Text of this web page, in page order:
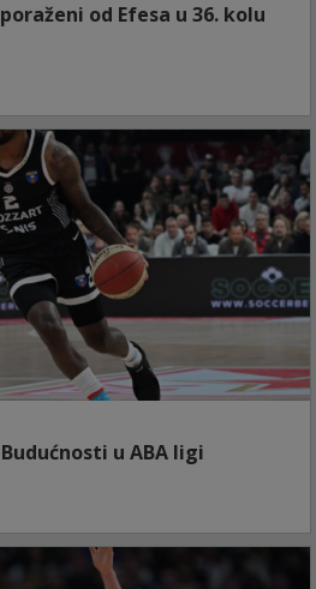
od Efesa u 36. kolu
u ABA ligi